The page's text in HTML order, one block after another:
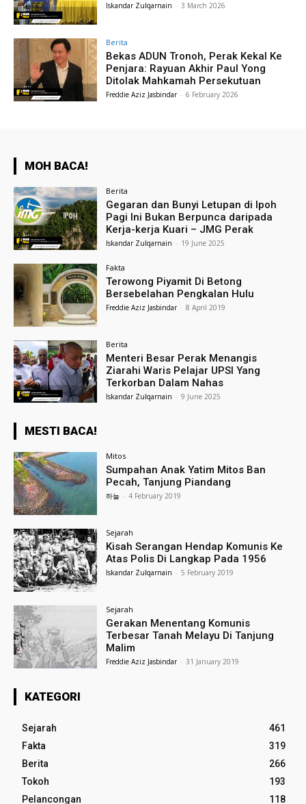
Iskandar Zulqarnain - 3 March 2026
Berita
Bekas ADUN Tronoh, Perak Kekal Ke
Penjara: Rayuan Akhir Paul Yong
Ditolak Mahkamah Persekutuan
Freddie Aziz Jasbindar - 6 February 2026
MOH BACA!
Berita
Gegaran dan Bunyi Letupan di Ipoh
Pagi Ini Bukan Berpunca daripada
Kerja-kerja Kuari – JMG Perak
Iskandar Zulqarnain - 19 June 2025
Fakta
Terowong Piyamit Di Betong
Bersebelahan Pengkalan Hulu
Freddie Aziz Jasbindar - 8 April 2019
Berita
Menteri Besar Perak Menangis
Ziarahi Waris Pelajar UPSI Yang
Terkorban Dalam Nahas
Iskandar Zulqarnain - 9 June 2025
MESTI BACA!
Mitos
Sumpahan Anak Yatim Mitos Ban
Pecah, Tanjung Piandang
하늘 - 4 February 2019
Sejarah
Kisah Serangan Hendap Komunis Ke
Atas Polis Di Langkap Pada 1956
Iskandar Zulqarnain - 5 February 2019
Sejarah
Gerakan Menentang Komunis
Terbesar Tanah Melayu Di Tanjung
Malim
Freddie Aziz Jasbindar - 31 January 2019
KATEGORI
Sejarah
461
Fakta
319
Berita
266
Tokoh
193
Pelancongan
118